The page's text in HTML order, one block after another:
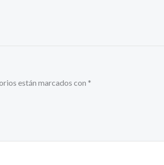
están marcados con *